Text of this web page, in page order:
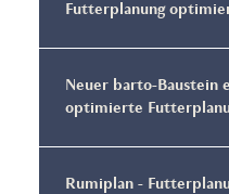
Futterplanung
Neuer barto-Baustein
optimierte
Rumiplan -